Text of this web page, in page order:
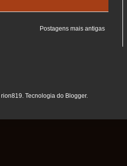
Postagens mais antigas
rion819. Tecnologia do Blogger.